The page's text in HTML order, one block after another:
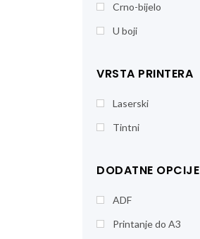
Crno-bijelo
U boji
VRSTA PRINTERA
Laserski
Tintni
DODATNE OPCIJE
ADF
Printanje do A3